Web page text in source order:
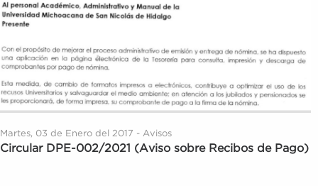
Martes, 03 de Enero del 2017 - Avisos
Circular DPE-002/2021 (Aviso sobre Recibos de Pago)